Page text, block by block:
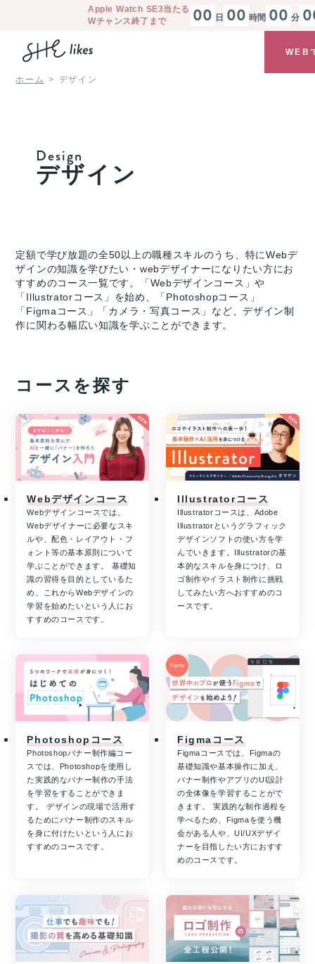
Apple Watch SE3当たる
Wチャンス終了まで
00 日 00 時間 00 分
WEB
ホーム デザイン
Design
デザイン
定額で学び放題の全50以上の職種スキルのうち、特にWebデ
ザインの知識を学びたい・webデザイナーになりたい方にお
すすめのコース一覧です。「Webデザインコース」や
「Illustratorコース」を始め、「Photoshopコース」
「Figmaコース」「カメラ・写真コース」など、デザイン制
作に関わる幅広い知識を学ぶことができます。
コースを探す
Webデザインコース
Webデザインコースでは、
Webデザイナーに必要なスキ
ルや、配色・レイアウト・フ
ォント等の基本原則について
学ぶことができます。 基礎知
識の習得を目的としているた
め、これからWebデザインの
学習を始めたいという人にお
すすめのコースです。
Illustratorコース
Illustratorコースは、Adobe
Illustratorというグラフィック
デザインソフトの使い方を学
んでいきます。Illustratorの基
本的なスキルを身につけ、ロ
ゴ制作やイラスト制作に挑戦
してみたい方へおすすめのコ
ースです。
Photoshopコース
Photoshopバナー制作編コー
スでは、Photoshopを使用し
た実践的なバナー制作の手法
を学習をすることができま
す。 デザインの現場で活用す
るためにバナー制作のスキル
を身に付けたいという人にお
すすめのコースです。
Figmaコース
Figmaコースでは、Figmaの
基礎知識や基本操作に加え、
バナー制作やアプリのUI設計
の全体像を学習することがで
きます。 実践的な制作過程を
学べるため、Figmaを使う機
会がある人や、UI/UXデザイ
ナーを目指したい方におすす
めのコースです。